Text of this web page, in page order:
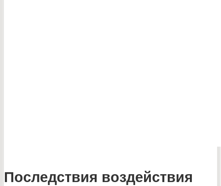
Последствия воздействия